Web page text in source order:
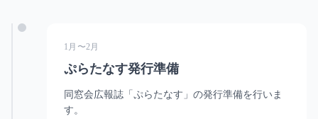
1月〜2月
ぷらたなす発行準備
同窓会広報誌「ぷらたなす」の発行準備を行いま
す。